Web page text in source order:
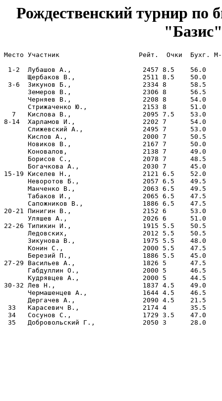
Рождественский турнир
Место Участник                    Рейт.  Очки  Бухг. M-
1-2  Лубашов А.,                  2457 8.5    56.0
Щербаков В.,                 2511 8.5    50.0
3-6  Зикунов Б.,                  2334 8      58.5
Земеров В.,                  2306 8      56.5
Черняев В.,                  2208 8      54.0
Стрижаченко Ю.,              2153 8      51.0
7   Кислова В.,                  2095 7.5    53.0
8-14  Харламов И.,                 2202 7      54.0
Слижевский А.,               2495 7      53.0
Кислов А.,                   2000 7      50.5
Новиков В.,                  2167 7      50.0
Коновалов,                   2138 7      49.0
Борисов С.,                  2078 7      48.5
Богачкова А.,                2030 7      45.0
15-19 Киселев Н.,                  2121 6.5    52.0
Неворотов Б.,                2057 6.5    49.5
Манченко В.,                 2063 6.5    49.5
Табаков И.,                  2065 6.5    47.5
Сапожников В.,               1886 6.5    47.5
20-21 Пинигин В.,                  2152 6      53.0
Уляшев А.,                   2026 6      51.0
22-26 Типикин И.,                  1915 5.5    50.5
Ледовских,                   2012 5.5    50.5
Зикунова В.,                 1975 5.5    48.0
Конин С.,                    2000 5.5    47.5
Березий П.,                  1886 5.5    45.0
27-29 Васильев А.,                 1826 5      47.5
Габдуллин О.,                2000 5      46.5
Кудрявцев А.,                2000 5      44.5
30-32 Лев Н.,                      1837 4.5    49.0
Чермашенцев А.,              1644 4.5    46.5
Дергачев А.,                 2090 4.5    21.5
33   Карасевич В.,                2174 4      35.5
34   Сосунов С.,                  1729 3.5    47.0